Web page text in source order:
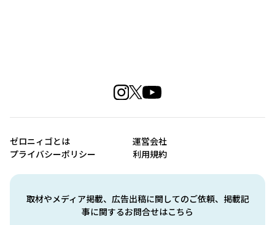
取材やメディア掲載、広告出稿に関してのご依頼、掲載記
事に関するお問合せはこちら
ゼロニィゴとは
運営会社
プライバシーポリシー
利用規約